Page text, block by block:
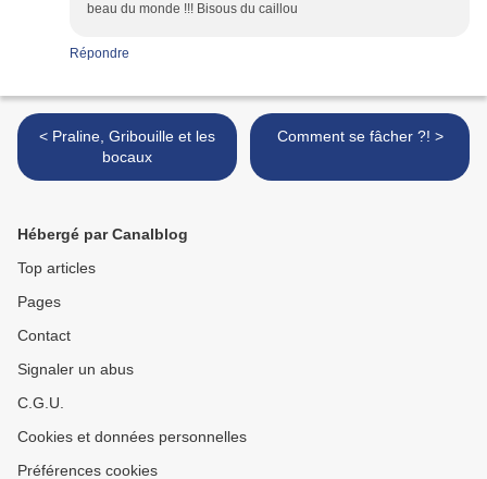
beau du monde !!! Bisous du caillou
Répondre
< Praline, Gribouille et les
bocaux
Comment se fâcher ?! >
Hébergé par Canalblog
Top articles
Pages
Contact
Signaler un abus
C.G.U.
Cookies et données personnelles
Préférences cookies